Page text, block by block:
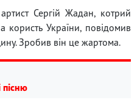
Сергій Жадан, котрий
користь України, повідомив
Зробив він це жартома.
пісню